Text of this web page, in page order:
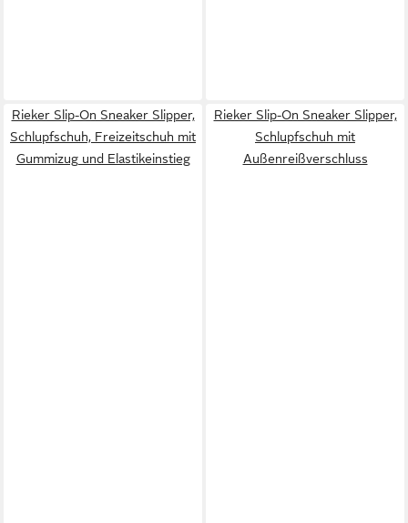
Rieker Slip-On Sneaker Slipper,
Schlupfschuh, Freizeitschuh mit
Gummizug und Elastikeinstieg
Rieker Slip-On Sneaker Slipper,
Schlupfschuh mit
Außenreißverschluss